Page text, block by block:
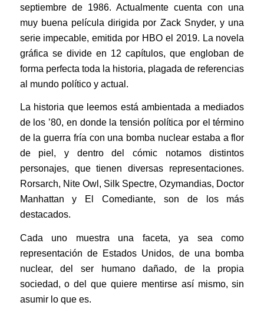
septiembre de 1986. Actualmente cuenta con una
muy buena película dirigida por Zack Snyder, y una
serie impecable, emitida por HBO el 2019. La novela
gráfica se divide en 12 capítulos, que engloban de
forma perfecta toda la historia, plagada de referencias
al mundo político y actual.
La historia que leemos está ambientada a mediados
de los ’80, en donde la tensión política por el término
de la guerra fría con una bomba nuclear estaba a flor
de piel, y dentro del cómic notamos distintos
personajes, que tienen diversas representaciones.
Rorsarch, Nite Owl, Silk Spectre, Ozymandias, Doctor
Manhattan y El Comediante, son de los más
destacados.
Cada uno muestra una faceta, ya sea como
representación de Estados Unidos, de una bomba
nuclear, del ser humano dañado, de la propia
sociedad, o del que quiere mentirse así mismo, sin
asumir lo que es.